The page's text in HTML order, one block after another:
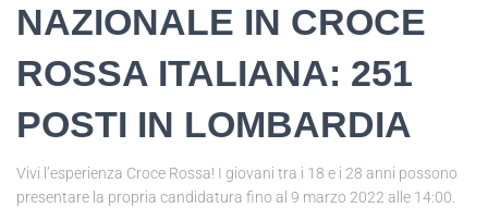
NAZIONALE IN CROCE
ROSSA ITALIANA: 251
POSTI IN LOMBARDIA
Vivi l’esperienza Croce Rossa! I giovani tra i 18 e i 28 anni possono
presentare la propria candidatura fino al 9 marzo 2022 alle 14:00.